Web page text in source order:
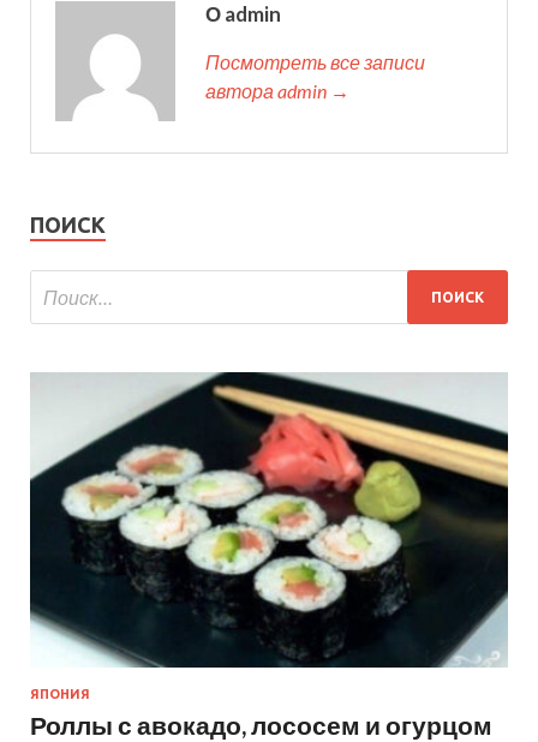
О admin
Посмотреть все записи
автора admin →
ПОИСК
ЯПОНИЯ
Роллы с авокадо, лососем и огурцом